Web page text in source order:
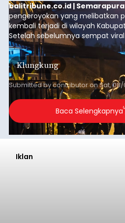
balitribune.co.id |
pengeroyokan yang melibatkan
kembali terjadi di wilayah
Setelah sebelumnya sempat
keributan di barat Pasar Galiran,
kini menimpa seorang pemuda
Sumba Barat Daya (SBD), Nusa
(NTT).
Klungkung
Submitted bycontributoronSat,
Baca Selengkapnya
Iklan